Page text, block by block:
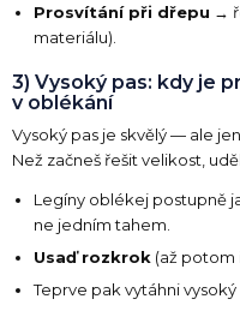
Prosvítání při dřepu →
materiálu).
3) Vysoký pas: kdy je
v oblékání
Vysoký pas je skvělý — ale
Než začneš řešit velikost,
Legíny oblékej postupně
ne jedním tahem.
Usaď rozkrok (až potom
Teprve pak vytáhni vysoký